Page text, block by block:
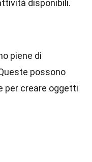
disponibili.
piene di
possono
per creare oggetti